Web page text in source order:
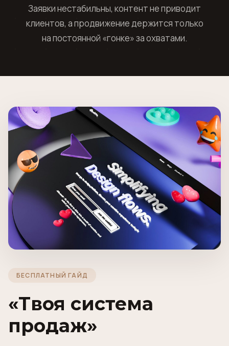
Заявки нестабильны, контент не приводит
клиентов, а продвижение держится только
на постоянной «гонке» за охватами.
БЕСПЛАТНЫЙ ГАЙД
«Твоя система
продаж»